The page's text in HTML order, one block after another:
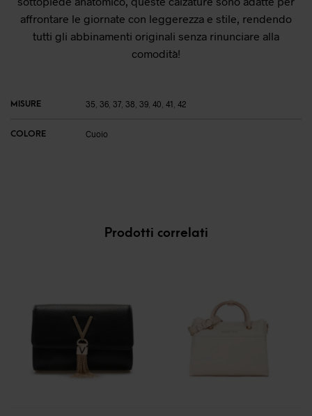
affrontare le giornate con leggerezza e stile, rendendo
tutti gli abbinamenti originali senza rinunciare alla
comodità!
MISURE 35 36 37 38 39 40 41 42
COLORE Cuoio
Prodotti correlati